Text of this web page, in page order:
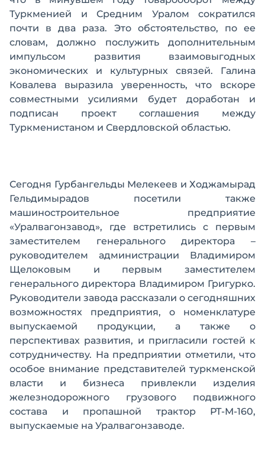
Туркменией и Средним Уралом сократился
почти в два раза. Это обстоятельство, по ее
словам, должно послужить дополнительным
импульсом развития взаимовыгодных
экономических и культурных связей. Галина
Ковалева выразила уверенность, что вскоре
совместными усилиями будет доработан и
подписан проект соглашения между
Туркменистаном и Свердловской областью.
Сегодня Гурбангельды Мелекеев и Ходжамырад
Гельдимырадов посетили также
машиностроительное предприятие
«Уралвагонзавод», где встретились с первым
заместителем генерального директора –
руководителем администрации Владимиром
Щелоковым и первым заместителем
генерального директора Владимиром Григурко.
Руководители завода рассказали о сегодняшних
возможностях предприятия, о номенклатуре
выпускаемой продукции, а также о
перспективах развития, и пригласили гостей к
сотрудничеству. На предприятии отметили, что
особое внимание представителей туркменской
власти и бизнеса привлекли изделия
железнодорожного грузового подвижного
состава и пропашной трактор РТ-М-160,
выпускаемые на Уралвагонзаводе.